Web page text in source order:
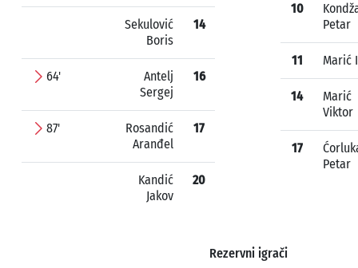
Sekulović
Boris
14
64'
Antelj
Sergej
16
87'
Rosandić
Aranđel
17
Kandić
Jakov
20
10
Petar
11 Marić
14
Marić
Viktor
17
Petar
Rezervni igrači